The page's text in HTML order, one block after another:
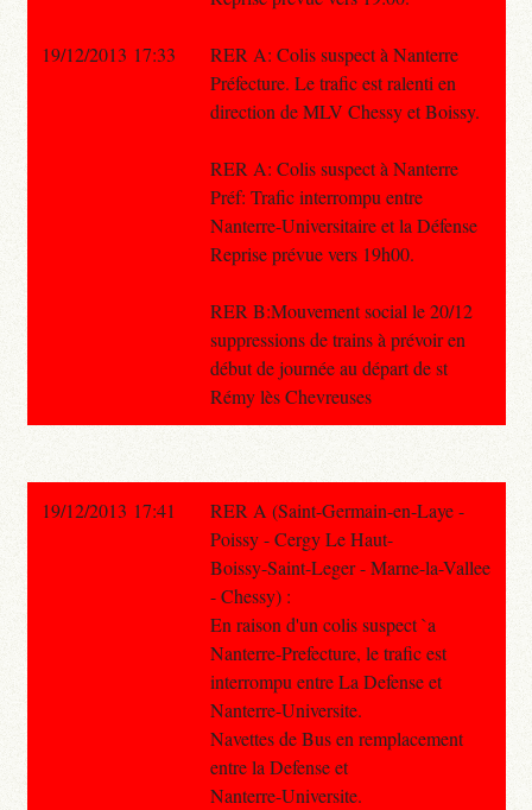
RER A: Colis suspect à Nanterre
Préfecture. Le trafic est ralenti en
direction de MLV Chessy et Boissy.
RER A: Colis suspect à Nanterre
Préf: Trafic interrompu entre
Nanterre-Universitaire et la Défense
Reprise prévue vers 19h00.
RER B:Mouvement social le 20/12
suppressions de trains à prévoir en
début de journée au départ de st
Rémy lès Chevreuses
19/12/2013 17:33
19/12/2013 17:41
RER A (Saint-Germain-en-Laye -
Poissy - Cergy Le Haut-
Boissy-Saint-Leger - Marne-la-Vallee
- Chessy) :
En raison d'un colis suspect `a
Nanterre-Prefecture, le trafic est
interrompu entre La Defense et
Nanterre-Universite.
Navettes de Bus en remplacement
entre la Defense et
Nanterre-Universite.